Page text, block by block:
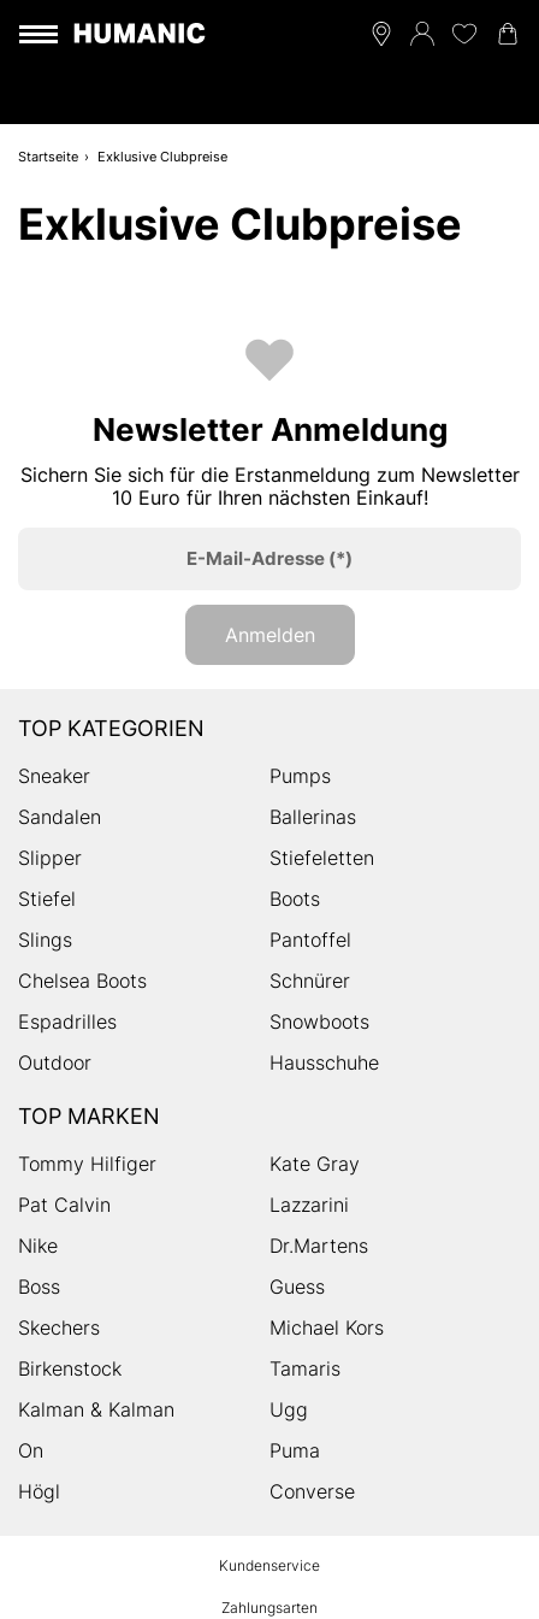
Startseite Exklusive Clubpreise
Exklusive Clubpreise
Newsletter Anmeldung
Sichern Sie sich für die Erstanmeldung zum Newsletter
10 Euro für Ihren nächsten Einkauf!
E-Mail-Adresse (*)
Anmelden
TOP KATEGORIEN
Sneaker
Pumps
Sandalen
Ballerinas
Slipper
Stiefeletten
Stiefel
Boots
Slings
Pantoffel
Chelsea Boots
Schnürer
Espadrilles
Snowboots
Outdoor
Hausschuhe
TOP MARKEN
Tommy Hilfiger
Kate Gray
Pat Calvin
Lazzarini
Nike
Dr.Martens
Boss
Guess
Skechers
Michael Kors
Birkenstock
Tamaris
Kalman & Kalman
Ugg
On
Puma
Högl
Converse
Kundenservice
Zahlungsarten